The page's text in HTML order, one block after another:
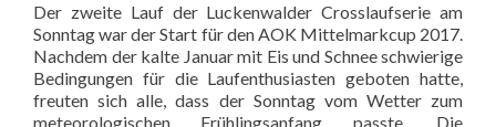
Der zweite Lauf der Luckenwalder Crosslaufserie am
Sonntag war der Start für den AOK Mittelmarkcup 2017.
Nachdem der kalte Januar mit Eis und Schnee schwierige
Bedingungen für die Laufenthusiasten geboten hatte,
freuten sich alle, dass der Sonntag vom Wetter zum
meteorologischen Frühlingsanfang passte. Die